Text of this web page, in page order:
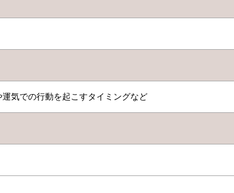
気での行動を起こすタイミングなど